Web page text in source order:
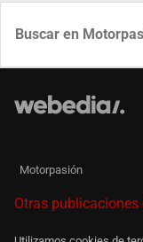
Motorpasión
Otras publicaciones